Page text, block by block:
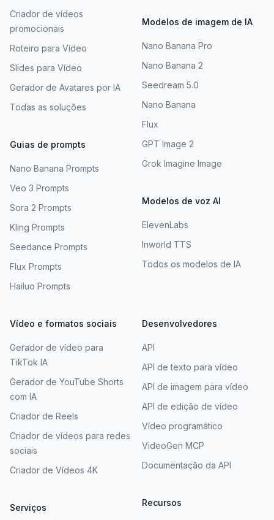
Criador de vídeos
promocionais
Roteiro para Vídeo
Slides para Vídeo
Gerador de Avatares por IA
Todas as soluções
Guias de prompts
Nano Banana Prompts
Veo 3 Prompts
Sora 2 Prompts
Kling Prompts
Seedance Prompts
Flux Prompts
Hailuo Prompts
Modelos de imagem de IA
Nano Banana Pro
Nano Banana 2
Seedream 5.0
Nano Banana
Flux
GPT Image 2
Grok Imagine Image
Modelos de voz AI
ElevenLabs
Inworld TTS
Todos os modelos de IA
Vídeo e formatos sociais
Gerador de vídeo para
TikTok IA
Gerador de YouTube Shorts
com IA
Criador de Reels
Criador de vídeos para redes
sociais
Criador de Vídeos 4K
Serviços
Desenvolvedores
API
API de texto para vídeo
API de imagem para vídeo
API de edição de vídeo
Vídeo programático
VideoGen MCP
Documentação da API
Recursos